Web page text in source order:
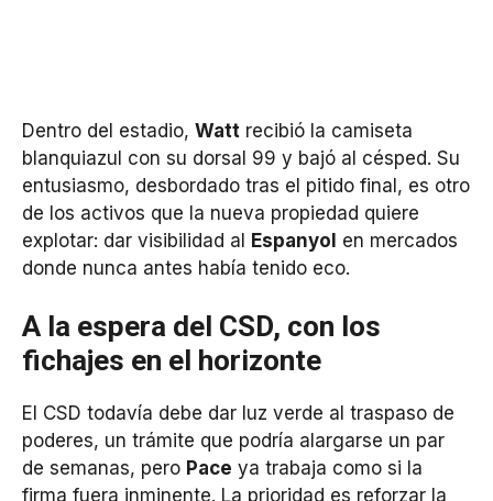
Dentro del estadio, Watt recibió la camiseta
blanquiazul con su dorsal 99 y bajó al césped. Su
entusiasmo, desbordado tras el pitido final, es otro
de los activos que la nueva propiedad quiere
explotar: dar visibilidad al Espanyol en mercados
donde nunca antes había tenido eco.
A la espera del CSD, con los
fichajes en el horizonte
El CSD todavía debe dar luz verde al traspaso de
poderes, un trámite que podría alargarse un par
de semanas, pero Pace ya trabaja como si la
firma fuera inminente. La prioridad es reforzar la